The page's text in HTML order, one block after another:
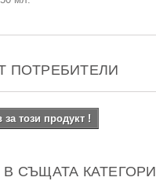
ПОТРЕБИТЕЛИ
този продукт !
В СЪЩАТА